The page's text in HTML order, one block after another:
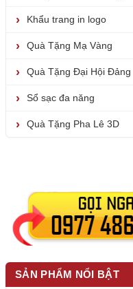
Khẩu trang in logo
Quà Tặng Mạ Vàng
Quà Tặng Đại Hội Đảng
Sổ sạc đa năng
Quà Tặng Pha Lê 3D
SẢN PHẨM NỔI BẬT